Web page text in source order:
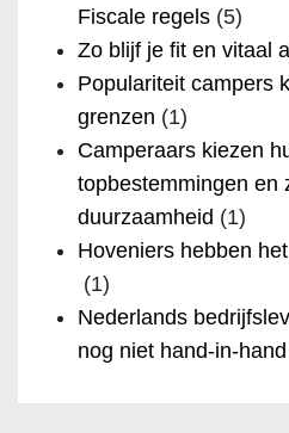
Fiscale regels (5)
Zo blijf je fit en vitaal
Populariteit campers
grenzen (1)
Camperaars kiezen
topbestemmingen en
duurzaamheid (1)
Hoveniers hebben
(1)
Nederlands
nog niet hand-in-hand